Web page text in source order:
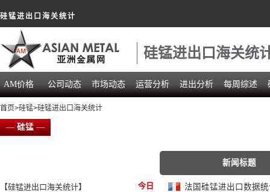
硅锰进出口海关统计
硅锰进出口海关统
AM价格 公司动态 市场动态 运营分析 进出分析 每周综述
首页>硅锰>硅锰进出口海关统计
—硅锰—
【硅锰进出口海关统计】 今日
新闻标题
法国硅锰进出口数据